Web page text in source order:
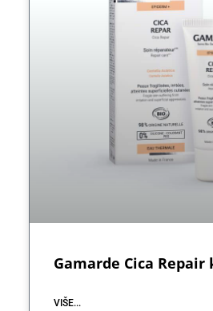
Gamarde Cica Repair
VIŠE...